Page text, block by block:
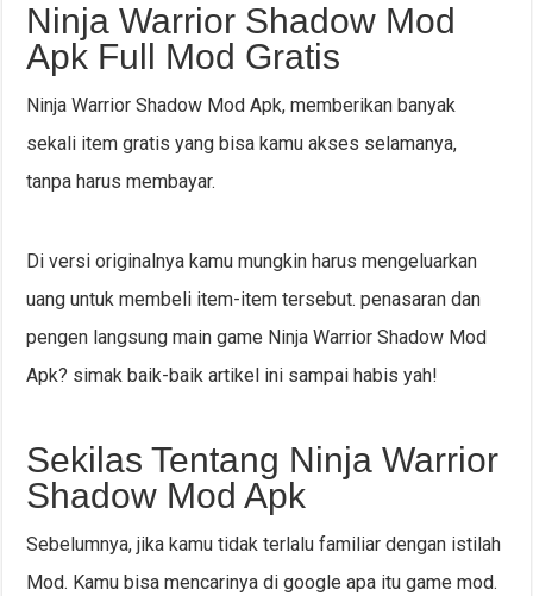
Ninja Warrior Shadow Mod
Apk Full Mod Gratis
Ninja Warrior Shadow Mod Apk, memberikan banyak
sekali item gratis yang bisa kamu akses selamanya,
tanpa harus membayar.
Di versi originalnya kamu mungkin harus mengeluarkan
uang untuk membeli item-item tersebut. penasaran dan
pengen langsung main game Ninja Warrior Shadow Mod
Apk? simak baik-baik artikel ini sampai habis yah!
Sekilas Tentang Ninja Warrior
Shadow Mod Apk
Sebelumnya, jika kamu tidak terlalu familiar dengan istilah
Mod. Kamu bisa mencarinya di google apa itu game mod.